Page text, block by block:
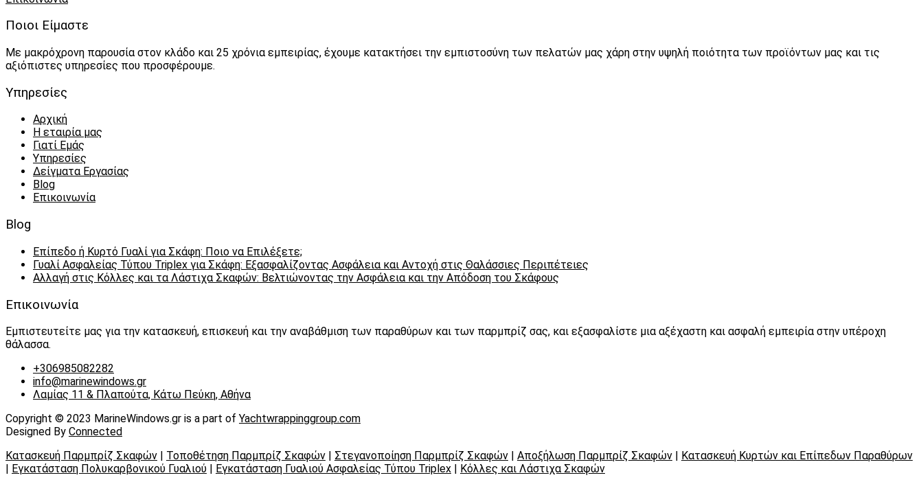
Ποιοι Είμαστε
Με μακρόχρονη παρουσία στον κλάδο και 25 χρόνια εμπειρίας, έχουμε κατακτήσει την εμπιστοσύνη των πελατών μας χάρη στην υψηλή ποιότητα των προϊόντων μας και τις
αξιόπιστες υπηρεσίες που προσφέρουμε.
Υπηρεσίες
Αρχική
Η εταιρία μας
Γιατί Εμάς
Υπηρεσίες
Δείγματα Εργασίας
Blog
Επικοινωνία
Blog
Επίπεδο ή Κυρτό Γυαλί για Σκάφη: Ποιο να Επιλέξετε;
Γυαλί Ασφαλείας Τύπου Triplex για Σκάφη: Εξασφαλίζοντας Ασφάλεια και Αντοχή στις Θαλάσσιες Περιπέτειες
Αλλαγή στις Κόλλες και τα Λάστιχα Σκαφών: Βελτιώνοντας την Ασφάλεια και την Απόδοση του Σκάφους
Επικοινωνία
Εμπιστευτείτε μας για την κατασκευή, επισκευή και την αναβάθμιση των παραθύρων και των παρμπρίζ σας, και εξασφαλίστε μια αξέχαστη και ασφαλή εμπειρία στην υπέροχη
θάλασσα.
+306985082282
info@marinewindows.gr
Λαμίας 11 & Πλαπούτα, Κάτω Πεύκη, Αθήνα
Copyright © 2023 MarineWindows.gr is a part of Yachtwrappinggroup.com
Designed By Connected
Κατασκευή Παρμπρίζ Σκαφών
Τοποθέτηση Παρμπρίζ Σκαφών Στεγανοποίηση Παρμπρίζ Σκαφών Αποξήλωση Παρμπρίζ Σκαφών
Κατασκευή Κυρτών και Επίπεδων Παραθύρων
Εγκατάσταση Πολυκαρβονικού Γυαλιού Εγκατάσταση Γυαλιού Ασφαλείας Τύπου Triplex Κόλλες και Λάστιχα Σκαφών